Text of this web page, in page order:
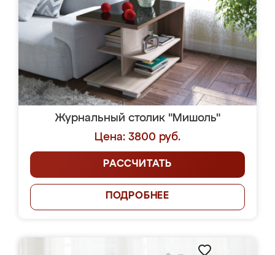
Журнальный столик "Мишоль"
Цена: 3800 руб.
РАССЧИТАТЬ
ПОДРОБНЕЕ